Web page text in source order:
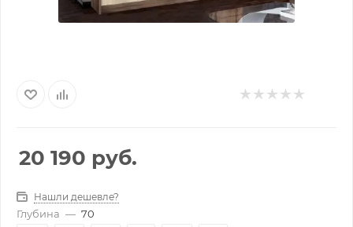
20 190 руб.
Нашли дешевле?
Глубина — 70